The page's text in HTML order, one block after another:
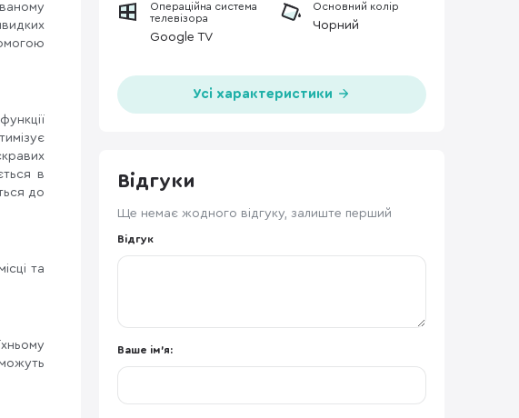
в
до
та
Операційна система
телевізора
Google TV
Основний колір
Чорний
Усі характеристики
Відгуки
Ще немає жодного відгуку, залиште перший
Відгук
Ваше ім'я: